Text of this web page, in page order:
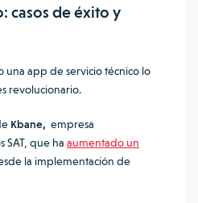
casos de éxito y
una app de servicio técnico lo
revolucionario.
Kbane, empresa
SAT, que ha aumentado un
la implementación de